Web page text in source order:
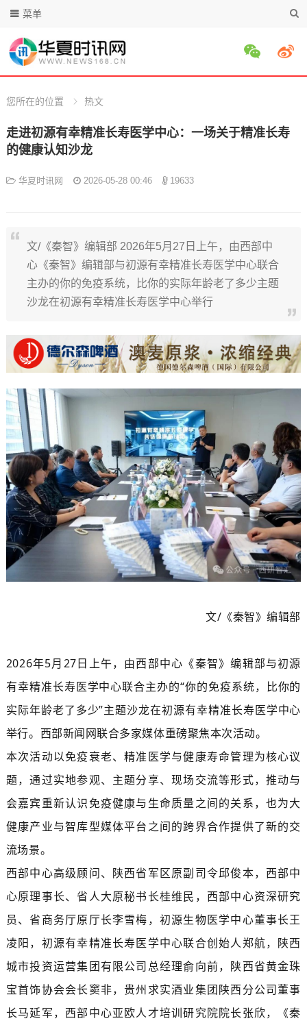
菜单
您所在的位置 热文
走进初源有幸精准长寿医学中心：一场关于精准长寿
的健康认知沙龙
华夏时讯网 2026-05-28 00:46 19633
文/《秦智》编辑部 2026年5月27日上午，由西部中
心《秦智》编辑部与初源有幸精准长寿医学中心联合
主办的你的免疫系统，比你的实际年龄老了多少主题
沙龙在初源有幸精准长寿医学中心举行
文/《秦智》编辑部
2026年5月27日上午，由西部中心《秦智》编辑部与初源
有幸精准长寿医学中心联合主办的“你的免疫系统，比你的
实际年龄老了多少”主题沙龙在初源有幸精准长寿医学中心
举行。西部新闻网联合多家媒体重磅聚焦本次活动。
本次活动以免疫衰老、精准医学与健康寿命管理为核心议
题，通过实地参观、主题分享、现场交流等形式，推动与
会嘉宾重新认识免疫健康与生命质量之间的关系，也为大
健康产业与智库型媒体平台之间的跨界合作提供了新的交
流场景。
西部中心高级顾问、陕西省军区原副司令邱俊本，西部中
心原理事长、省人大原秘书长桂维民，西部中心资深研究
员、省商务厅原厅长李雪梅，初源生物医学中心董事长王
凌阳，初源有幸精准长寿医学中心联合创始人郑航，陕西
城市投资运营集团有限公司总经理俞向前，陕西省黄金珠
宝首饰协会会长窦非，贵州求实酒业集团陕西分公司董事
长马延军，西部中心亚欧人才培训研究院院长张欣，《秦